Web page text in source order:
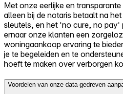
Met onze eerlijke en
alleen bij de notaris betaalt na
sleutels, en het 'no cure, no pay'
ernaar onze klanten een
woningaankoop ervaring te
je te begeleiden en te
hoeft te maken over verborgen
Voordelen van onze data-gedreven